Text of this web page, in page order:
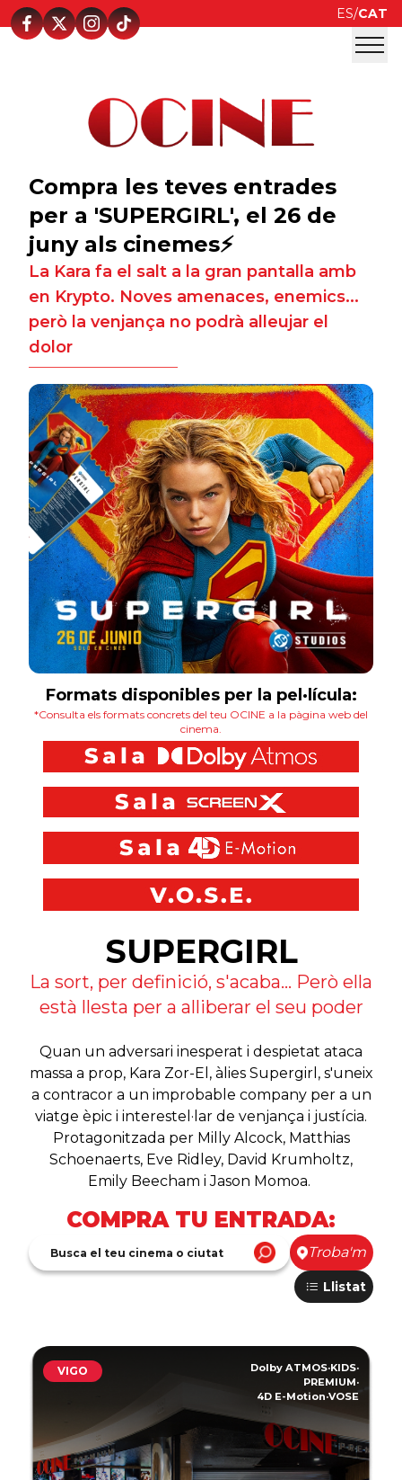
ES/CAT
Compra les teves entrades
per a 'SUPERGIRL', el 26 de
juny als cinemes⚡
La Kara fa el salt a la gran pantalla amb
en Krypto. Noves amenaces, enemics...
però la venjança no podrà alleujar el
dolor
Formats disponibles per la pel·lícula:
*Consulta els formats concrets del teu OCINE a la pàgina web del
cinema.
SUPERGIRL
La sort, per definició, s'acaba... Però ella
està llesta per a alliberar el seu poder
Quan un adversari inesperat i despietat ataca
massa a prop, Kara Zor-El, àlies Supergirl, s'uneix
a contracor a un improbable company per a un
viatge èpic i interestel·lar de venjança i justícia.
Protagonitzada per Milly Alcock, Matthias
Schoenaerts, Eve Ridley, David Krumholtz,
Emily Beecham i Jason Momoa.
COMPRA TU ENTRADA:
Troba'm
Llistat
VIGO Dolby ATMOS·KIDS·
PREMIUM·
4D E-Motion·VOSE